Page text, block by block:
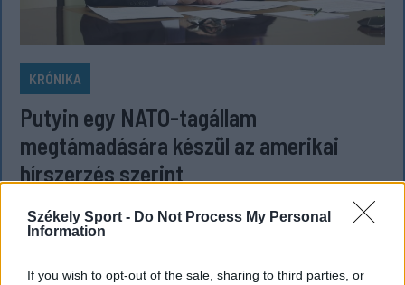
Székely Sport - Do Not Process My Personal
Information
If you wish to opt-out of the sale, sharing to third parties, or
KRÓNIKA
Putyin egy NATO-tagállam
megtámadására készül az amerikai
hírszerzés szerint
A legfrissebb amerikai hírszerzési értékelések
szerint Vlagyimir Putyin orosz elnök a következő
NATO-tagállam ellen, hogy próbára tegye a katonai